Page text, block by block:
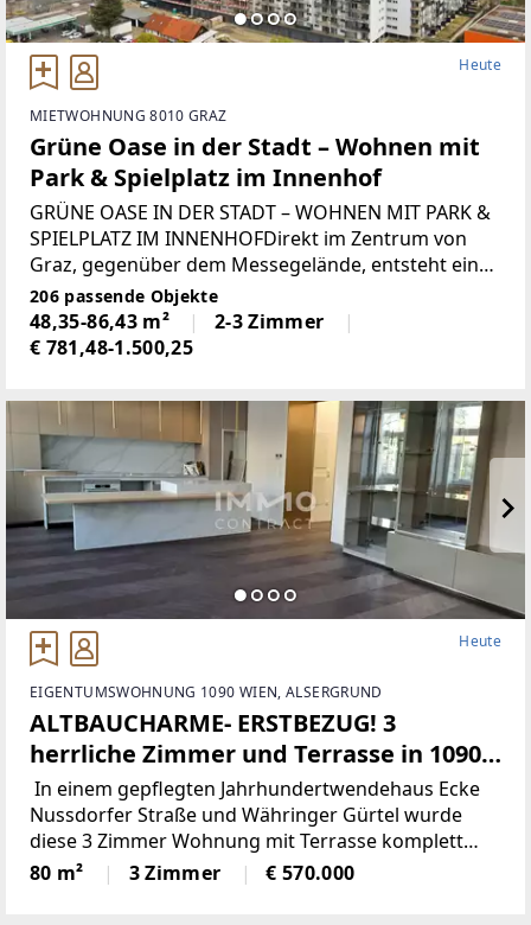
Heute
MIETWOHNUNG 8010 GRAZ
Grüne Oase in der Stadt – Wohnen mit
Park & Spielplatz im Innenhof
GRÜNE OASE IN DER STADT – WOHNEN MIT PARK &
SPIELPLATZ IM INNENHOFDirekt im Zentrum von
Graz, gegenüber dem Messegelände, entsteht ein
außergewöhnliches Stadtquartier, das als größte
zusammenhängende Wohnanlage der Stadt neue
Maßstäbe setzt.
206 passende Objekte
48,35-86,43 m²
2-3 Zimmer
€ 781,48-1.500,25
Heute
EIGENTUMSWOHNUNG 1090 WIEN, ALSERGRUND
ALTBAUCHARME- ERSTBEZUG! 3
herrliche Zimmer und Terrasse in 1090
Wien !
In einem gepflegten Jahrhundertwendehaus Ecke
Nussdorfer Straße und Währinger Gürtel wurde
diese 3 Zimmer Wohnung mit Terrasse komplett
umgebaut und hochwertig ausgestattet.Sie können
einziehen und glücklich sein- es wurde an alles
80 m² 3 Zimmer € 570.000